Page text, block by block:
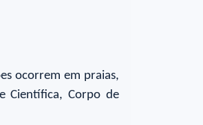
ocorrem em praias,
Científica, Corpo de